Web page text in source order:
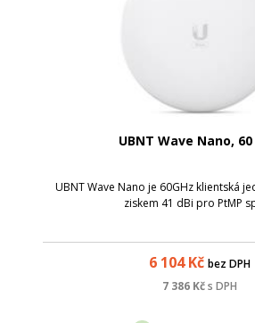
UBNT Wave Nano, 60
UBNT Wave Nano je 60GHz klientská
ziskem 41 dBi pro PtMP
6 104Kč bez DPH
7 386 Kčs DPH